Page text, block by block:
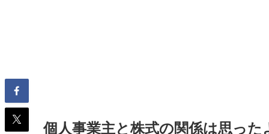
個人事業主と株式の関係は思った